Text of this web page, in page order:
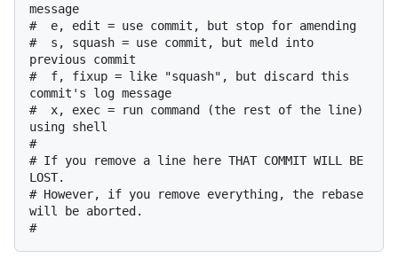
message
#  e, edit = use commit, but stop for amending
#  s, squash = use commit, but meld into
previous commit
#  f, fixup = like "squash", but discard this
commit's log message
#  x, exec = run command (the rest of the line)
using shell
#
# If you remove a line here THAT COMMIT WILL BE
LOST.
# However, if you remove everything, the rebase
will be aborted.